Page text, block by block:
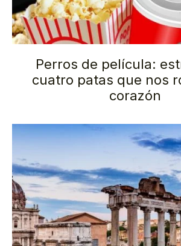
Perros de película:
cuatro patas que nos
corazón